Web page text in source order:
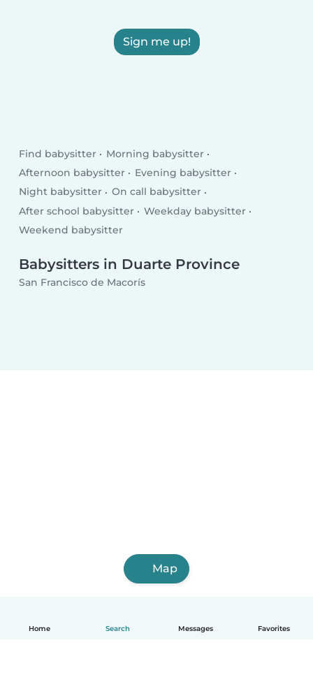
Home Search Messages Favorites
Sign me up!
Find babysitter
Morning babysitter
Afternoon babysitter
Evening babysitter
Night babysitter
On call babysitter
After school babysitter
Weekday babysitter
Weekend babysitter
Babysitters in Duarte Province
San Francisco de Macorís
Map